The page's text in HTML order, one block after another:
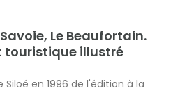
Le Beaufortain.
touristique illustré
en 1996 de l'édition à la